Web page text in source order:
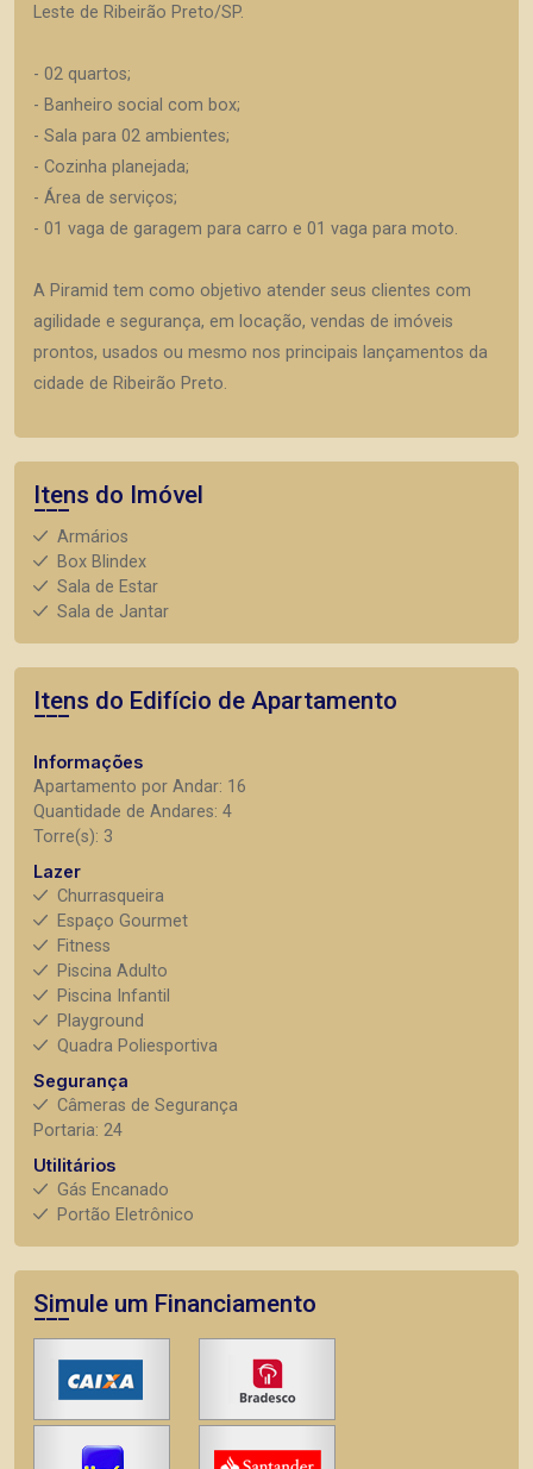
Leste de Ribeirão Preto/SP.
- 02 quartos;
- Banheiro social com box;
- Sala para 02 ambientes;
- Cozinha planejada;
- Área de serviços;
- 01 vaga de garagem para carro e 01 vaga para moto.
A Piramid tem como objetivo atender seus clientes com
agilidade e segurança, em locação, vendas de imóveis
prontos, usados ou mesmo nos principais lançamentos da
cidade de Ribeirão Preto.
Itens do Imóvel
Armários
Box Blindex
Sala de Estar
Sala de Jantar
Itens do Edifício de Apartamento
Informações
Apartamento por Andar: 16
Quantidade de Andares: 4
Torre(s): 3
Lazer
Churrasqueira
Espaço Gourmet
Fitness
Piscina Adulto
Piscina Infantil
Playground
Quadra Poliesportiva
Segurança
Câmeras de Segurança
Portaria: 24
Utilitários
Gás Encanado
Portão Eletrônico
Simule um Financiamento